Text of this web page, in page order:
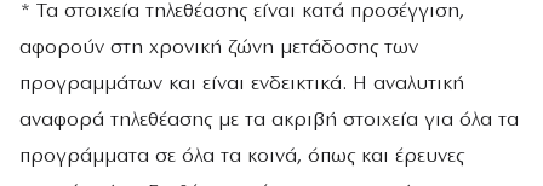
* Τα στοιχεία τηλεθέασης είναι κατά προσέγγιση,
αφορούν στη χρονική ζώνη μετάδοσης των
προγραμμάτων και είναι ενδεικτικά. Η αναλυτική
αναφορά τηλεθέασης με τα ακριβή στοιχεία για όλα τα
προγράμματα σε όλα τα κοινά, όπως και έρευνες